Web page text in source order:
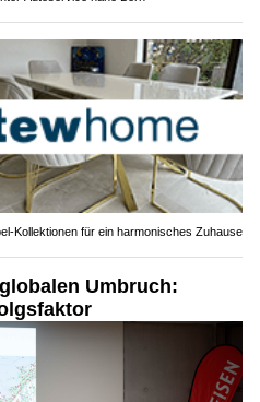
Kollektionen für ein harmonisches Zuhause
Umbruch: